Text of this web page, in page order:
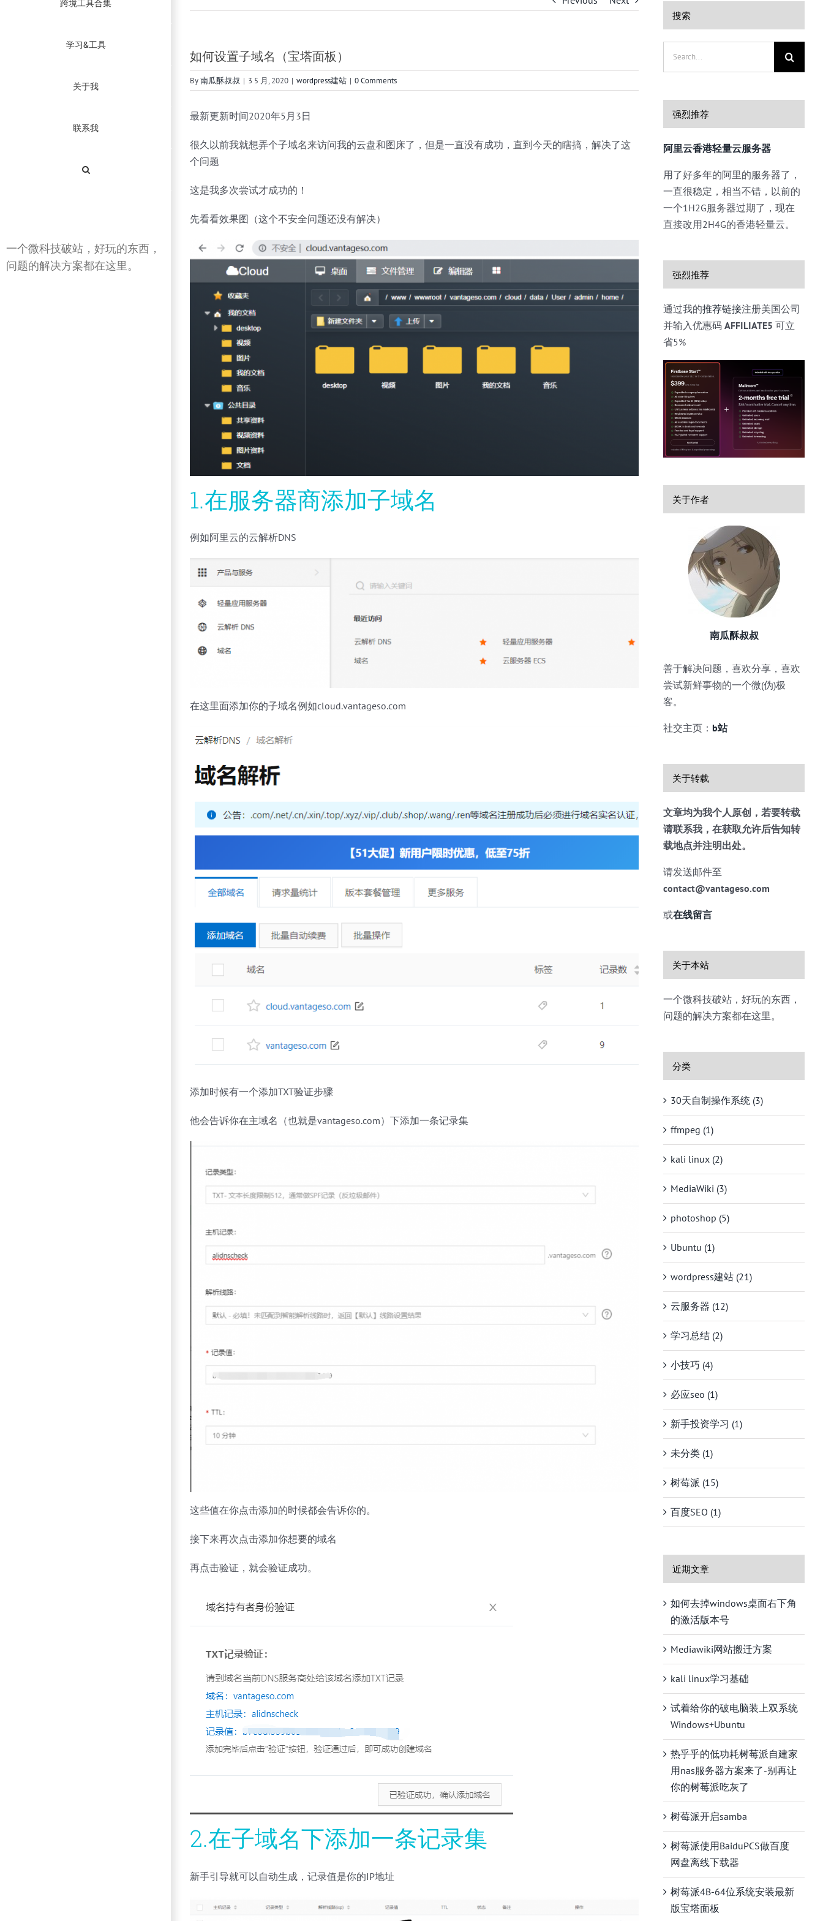
跨境工具合集
学习&工具
关于我
联系我
一个微科技破站，好玩的东西，
问题的解决方案都在这里。
如何设置子域名（宝塔面板）
By南瓜酥叔叔 | 3 5 月, 2020 | wordpress建站 | 0 Comments
最新更新时间2020年5月3日
很久以前我就想弄个子域名来访问我的云盘和图床了，但是一直没有成功，直到今天的瞎搞，解决了这
个问题
这是我多次尝试才成功的！
先看看效果图（这个不安全问题还没有解决）
1.在服务器商添加子域名
例如阿里云的云解析DNS
在这里面添加你的子域名例如cloud.vantageso.com
添加时候有一个添加TXT验证步骤
他会告诉你在主域名（也就是vantageso.com）下添加一条记录集
这些值在你点击添加的时候都会告诉你的。
接下来再次点击添加你想要的域名
再点击验证，就会验证成功。
2.在子域名下添加一条记录集
新手引导就可以自动生成，记录值是你的IP地址
搜索
强烈推荐
阿里云香港轻量云服务器
用了好多年的阿里的服务器了，
一直很稳定，相当不错，以前的
一个1H2G服务器过期了，现在
直接改用2H4G的香港轻量云。
强烈推荐
通过我的推荐链接注册美国公司
并输入优惠码AFFILIATE5可立
省5%
关于作者
南瓜酥叔叔
善于解决问题，喜欢分享，喜欢
尝试新鲜事物的一个微(伪)极
客。
社交主页： b站
关于转载
文章均为我个人原创，若要转载
请联系我，在获取允许后告知转
载地点并注明出处。
请发送邮件至
contact@vantageso.com
或在线留言
关于本站
一个微科技破站，好玩的东西，
问题的解决方案都在这里。
分类
30天自制操作系统 (3)
ffmpeg (1)
kali linux (2)
MediaWiki (3)
photoshop (5)
Ubuntu (1)
wordpress建站 (21)
云服务器 (12)
学习总结 (2)
小技巧 (4)
必应seo (1)
新手投资学习 (1)
未分类 (1)
树莓派 (15)
百度SEO (1)
近期文章
如何去掉windows桌面右下角
的激活版本号
Mediawiki网站搬迁方案
kali linux学习基础
试着给你的破电脑装上双系统
Windows+Ubuntu
热乎乎的低功耗树莓派自建家
用nas服务器方案来了-别再让
你的树莓派吃灰了
树莓派开启samba
树莓派使用BaiduPCS做百度
网盘离线下载器
树莓派4B-64位系统安装最新
版宝塔面板